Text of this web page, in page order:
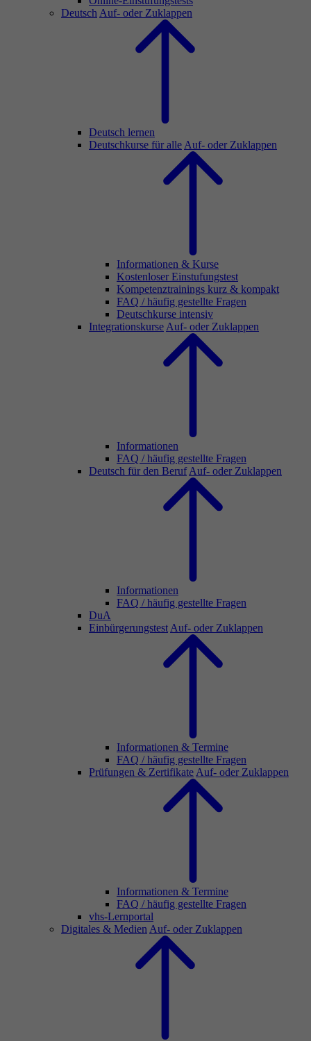
Deutsch Auf- oder Zuklappen
Deutsch lernen
Deutschkurse für alle Auf- oder Zuklappen
Informationen & Kurse
Kostenloser Einstufungstest
Kompetenztrainings kurz & kompakt
FAQ / häufig gestellte Fragen
Deutschkurse intensiv
Integrationskurse Auf- oder Zuklappen
Informationen
FAQ / häufig gestellte Fragen
Deutsch für den Beruf Auf- oder Zuklappen
Informationen
FAQ / häufig gestellte Fragen
DuA
Einbürgerungstest Auf- oder Zuklappen
Informationen & Termine
FAQ / häufig gestellte Fragen
Prüfungen & Zertifikate Auf- oder Zuklappen
Informationen & Termine
FAQ / häufig gestellte Fragen
vhs-Lernportal
Digitales & Medien Auf- oder Zuklappen